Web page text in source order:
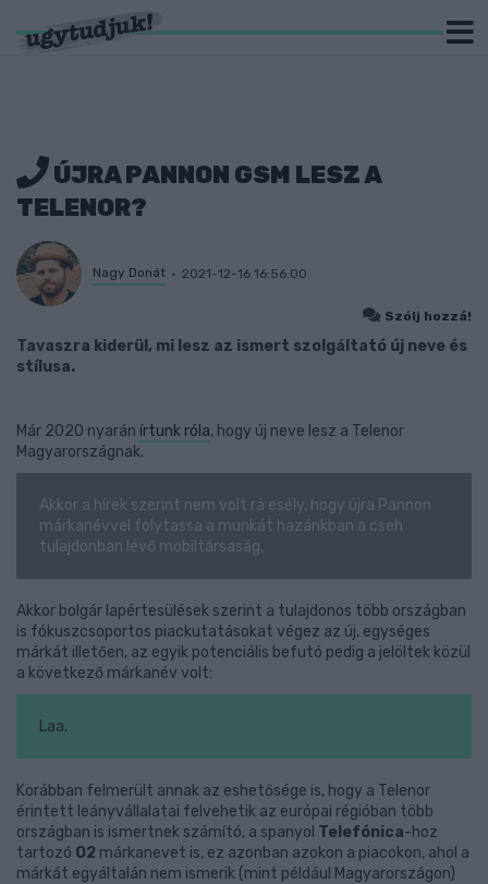
ÚJRA PANNON GSM LESZ A
TELENOR?
Nagy Donát 2021-12-16 16:56:00
Szólj hozzá!
Tavaszra kiderül, mi lesz az ismert szolgáltató új neve és
stílusa.
Már 2020 nyarán írtunk róla, hogy új neve lesz a Telenor
Magyarországnak.
Akkor a hírek szerint nem volt rá esély, hogy újra Pannon
márkanévvel folytassa a munkát hazánkban a cseh
tulajdonban lévő mobiltársaság.
Akkor bolgár lapértesülések szerint a tulajdonos több országban
is fókuszcsoportos piackutatásokat végez az új, egységes
márkát illetően, az egyik potenciális befutó pedig a jelöltek közül
a következő márkanév volt:
Laa.
Korábban felmerült annak az eshetősége is, hogy a Telenor
érintett leányvállalatai felvehetik az európai régióban több
országban is ismertnek számító, a spanyol Telefónica-hoz
tartozó O2 márkanevet is, ez azonban azokon a piacokon, ahol a
márkát egyáltalán nem ismerik (mint például Magyarországon)